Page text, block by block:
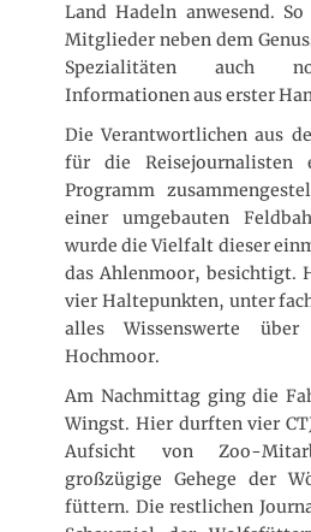
Land Hadeln anwesend.
Mitglieder neben dem
Spezialitäten auch
Informationen aus erster
Die Verantwortlichen aus
für die Reisejournalisten
Programm
einer umgebauten
wurde die Vielfalt dieser
das Ahlenmoor, besichtigt.
vier Haltepunkten, unter
alles Wissenswerte über
Hochmoor.
Am Nachmittag ging die
Wingst. Hier durften vier
Aufsicht von Zoo-
großzügige Gehege der
füttern. Die restlichen